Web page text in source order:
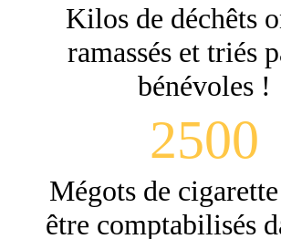
Kilos de déchêts
ramassés et triés
bénévoles !
2500
Mégots de
être comptabilisés